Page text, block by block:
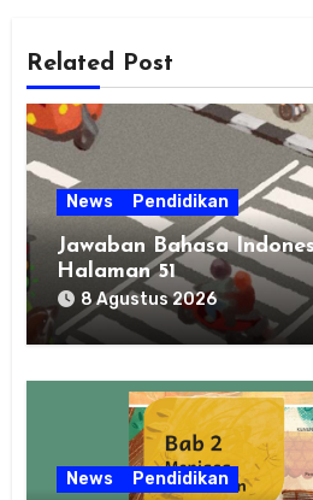
Related Post
News Pendidikan
Jawaban Bahasa
Halaman 51
8 Agustus 2026
News Pendidikan